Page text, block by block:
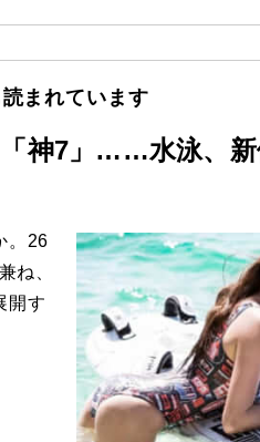
まれています
神7」……水泳、新
。26
ね、
開す